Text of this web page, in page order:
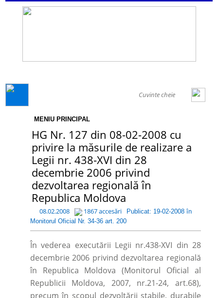
MENIU PRINCIPAL
HG Nr. 127 din 08-02-2008 cu
privire la măsurile de realizare a
Legii nr. 438-XVI din 28
decembrie 2006 privind
dezvoltarea regională în
Republica Moldova
08.02.2008 1867 accesări
Publicat: 19-02-2008 în
Monitorul Oficial Nr. 34-36 art. 200
În vederea executării Legii nr.438-XVI din 28
decembrie 2006 privind dezvoltarea regională
în Republica Moldova (Monitorul Oficial al
Republicii Moldova, 2007, nr.21-24, art.68),
precum în scopul dezvoltării stabile, durabile